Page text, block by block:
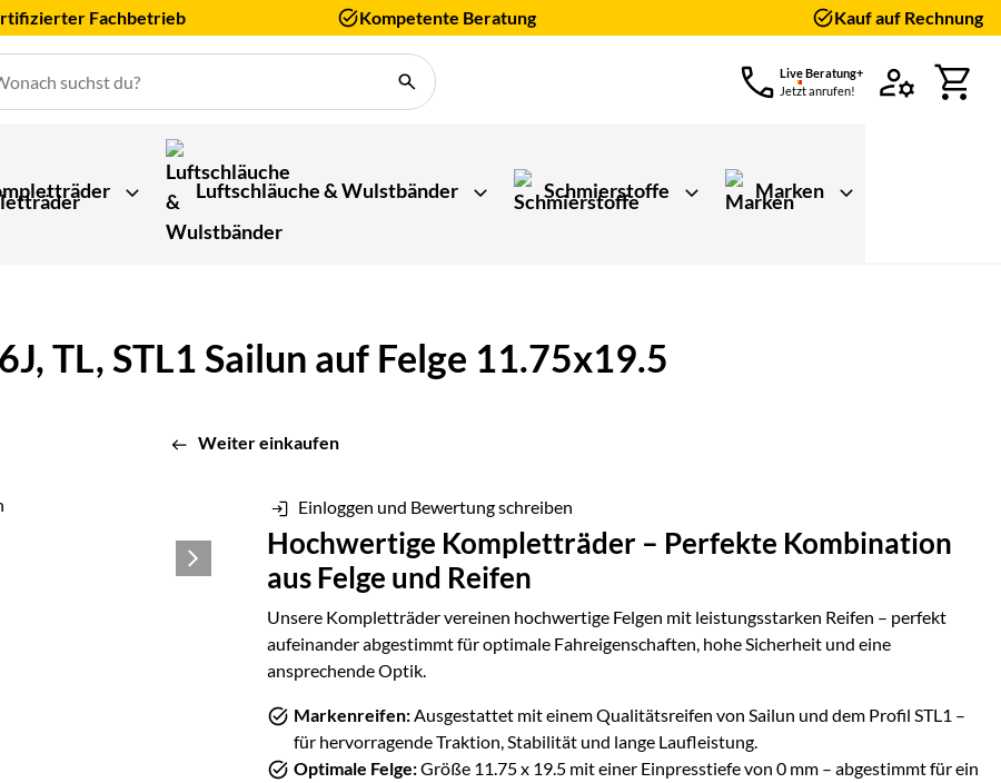
Fachbetrieb Kompetente Beratung Kauf auf Rechnung
Live Beratung+
Jetzt anrufen!
Luftschläuche & Wulstbänder Schmierstoffe Marken
TL, STL1 Sailun auf Felge 11.75x19.5
Weiter einkaufen
Einloggen und Bewertung schreiben
Hochwertige Kompletträder – Perfekte Kombination
aus Felge und Reifen
Unsere Kompletträder vereinen hochwertige Felgen mit leistungsstarken Reifen – perfekt
aufeinander abgestimmt für optimale Fahreigenschaften, hohe Sicherheit und eine
ansprechende Optik.
Markenreifen:Ausgestattet mit einem Qualitätsreifen von Sailun und dem Profil STL1 –
für hervorragende Traktion, Stabilität und lange Laufleistung.
Optimale Felge:Größe 11.75 x 19.5 mit einer Einpresstiefe von 0 mm – abgestimmt für ein